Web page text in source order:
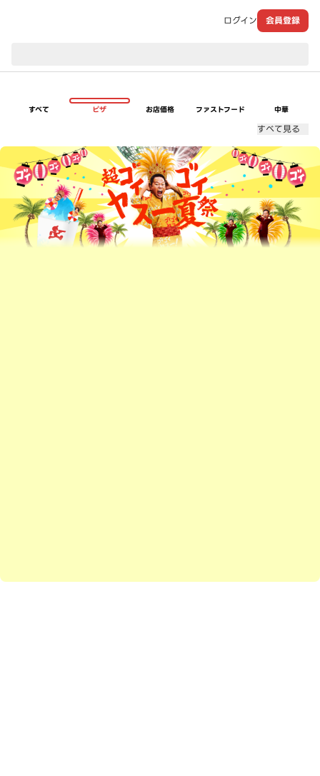
ログイン 会員登録
すべて ピザ お店価格 ファストフード 中華
すべて見る
超ゴイゴイヤスー夏祭